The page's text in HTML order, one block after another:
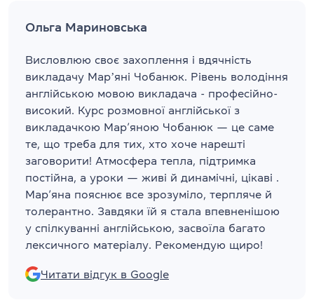
Ольга Мариновська
Висловлюю своє захоплення і вдячність
викладачу Марʼяні Чобанюк. Рівень володіння
англійською мовою викладача - професійно-
високий. Курс розмовної англійської з
викладачкою Мар’яною Чобанюк — це саме
те, що треба для тих, хто хоче нарешті
заговорити! Атмосфера тепла, підтримка
постійна, а уроки — живі й динамічні, цікаві .
Мар’яна пояснює все зрозуміло, терпляче й
толерантно. Завдяки їй я стала впевненішою
у спілкуванні англійською, засвоїла багато
лексичного матеріалу. Рекомендую щиро!
Читати відгук в Google